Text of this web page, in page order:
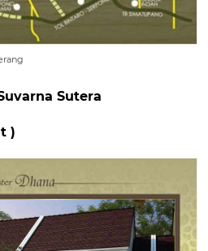
Sutera
)